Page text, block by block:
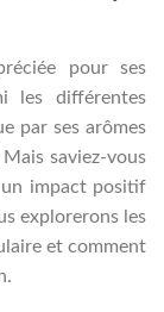
pour ses
les différentes
par ses arômes
saviez-vous
impact positif
explorerons les
et comment